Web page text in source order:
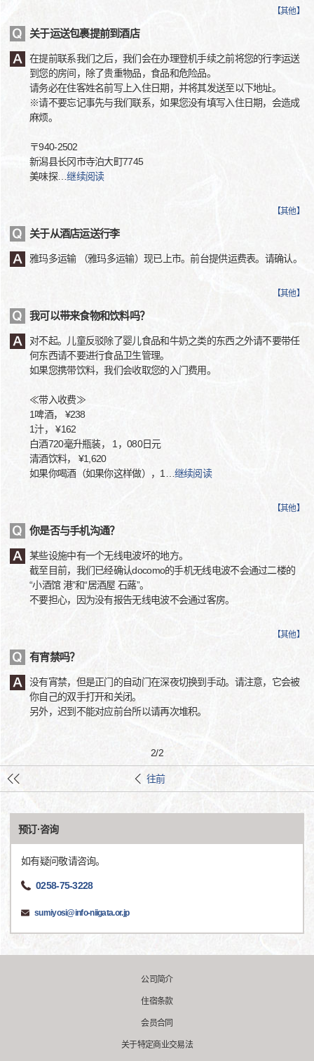
【其他】
关于运送包裹提前到酒店
在提前联系我们之后，我们会在办理登机手续之前将您的行李运送
到您的房间，除了贵重物品，食品和危险品。
请务必在住客姓名前写上入住日期，并将其发送至以下地址。
※请不要忘记事先与我们联系，如果您没有填写入住日期，会造成
麻烦。
〒940-2502
新潟县长冈市寺泊大町7745
美味探…继续阅读
【其他】
关于从酒店运送行李
雅玛多运输 （雅玛多运输）现已上市。前台提供运费表。请确认。
【其他】
我可以带来食物和饮料吗？
对不起。儿童反驳除了婴儿食品和牛奶之类的东西之外请不要带任
何东西请不要进行食品卫生管理。
如果您携带饮料，我们会收取您的入门费用。
≪带入收费≫
1啤酒， ¥238
1汁， ¥162
白酒720毫升瓶装， 1，080日元
清酒饮料， ¥1,620
如果你喝酒（如果你这样做），1
继续阅读
【其他】
你是否与手机沟通？
某些设施中有一个无线电波坏的地方。
截至目前，我们已经确认docomo的手机无线电波不会通过二楼的
“小酒馆 港”和“居酒屋 石蕗”。
不要担心，因为没有报告无线电波不会通过客房。
【其他】
有宵禁吗？
没有宵禁，但是正门的自动门在深夜切换到手动。请注意，它会被
你自己的双手打开和关闭。
另外，迟到不能对应前台所以请再次堆积。
2/2
往前
预订·咨询
如有疑问敬请咨询。
0258-75-3228
sumiyosi@info-niigata.or.jp
公司简介
住宿条款
会员合同
关于特定商业交易法